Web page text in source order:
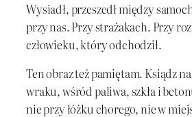
Wysiadł, przeszedł między
przy nas. Przy strażakach. Przy
człowieku, który odchodził.
Ten obraz też pamiętam. Ksiądz
wraku, wśród paliwa, szkła i
nie przy łóżku chorego, nie w